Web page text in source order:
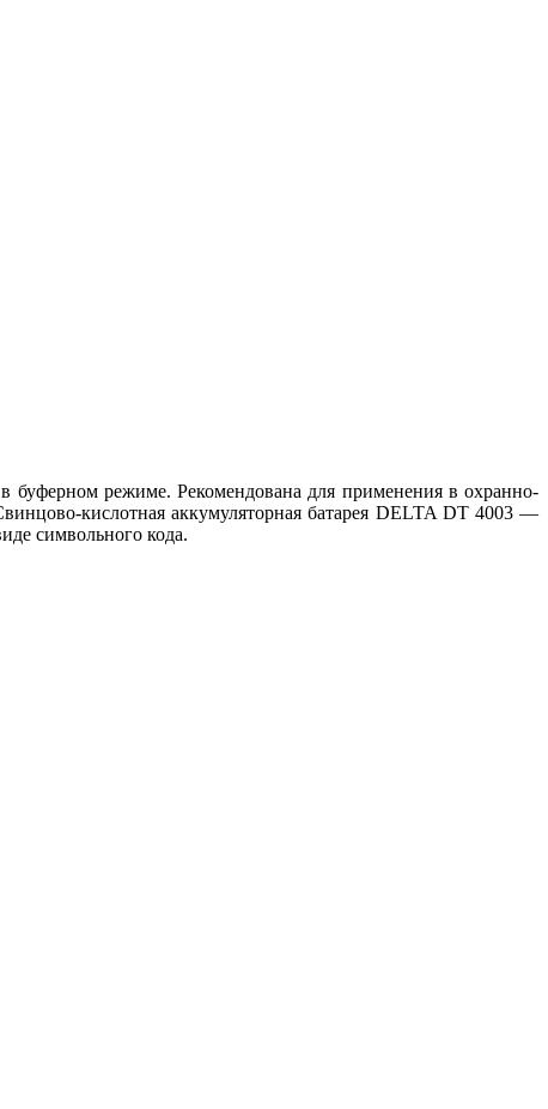
буферном режиме. Рекомендована для применения в охранно-
кислотная аккумуляторная батарея DELTA DT 4003 —
символьного кода.